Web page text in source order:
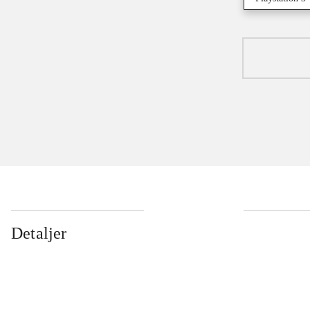
Detaljer